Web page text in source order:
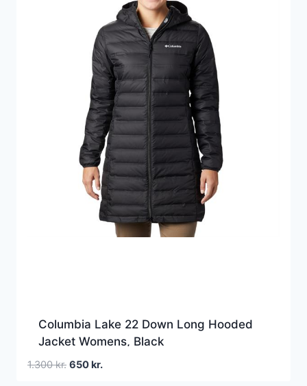
Columbia Lake 22 Down Long Hooded
Jacket Womens, Black
1.300kr. Den
650kr.Den